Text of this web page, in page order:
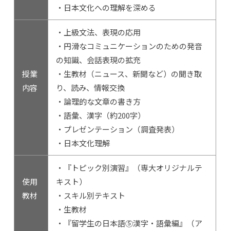
・日本文化への理解を深める
授業
内容
・上級文法、表現の応用
・円滑なコミュニケーションのための発音
の知識、会話表現の拡充
・生教材（ニュース、新聞など）の聞き取
り、読み、情報交換
・論理的な文章の書き方
・語彙、漢字（約200字）
・プレゼンテーション（調査発表）
・日本文化理解
使用
教材
・『トピック別演習』（専大オリジナルテ
キスト）
・スキル別テキスト
・生教材
・『留学生の日本語⑤漢字・語彙編』（ア